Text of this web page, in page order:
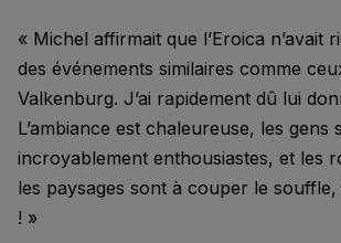
« Michel affirmait que l’Eroica n’avait
des événements similaires comme
Valkenburg. J’ai rapidement dû lui
L’ambiance est chaleureuse, les gens
incroyablement enthousiastes, et les
les paysages sont à couper le
! »